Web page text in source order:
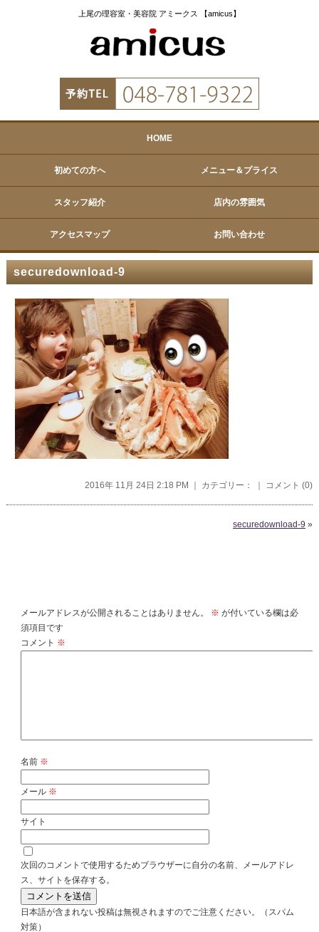
上尾の理容室・美容院 アミークス 【amicus】
HOME
初めての方へ メニュー＆プライス
スタッフ紹介 店内の雰囲気
アクセスマップ お問い合わせ
securedownload-9
2016年 11月 24日 2:18 PM ｜ カテゴリー： ｜ コメント (0)
securedownload-9 »
メールアドレスが公開されることはありません。 ※ が付いている欄は必
須項目です
コメント ※
名前 ※
メール ※
サイト
次回のコメントで使用するためブラウザーに自分の名前、メールアドレ
ス、サイトを保存する。
日本語が含まれない投稿は無視されますのでご注意ください。（スパム
対策）